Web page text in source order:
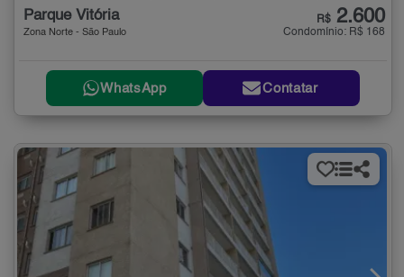
Parque Vitória
Zona Norte - São Paulo
R$ 2.600
Condomínio: R$ 168
WhatsApp Contatar